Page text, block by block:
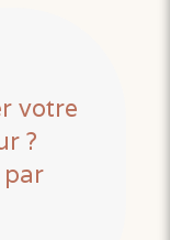
votre
?
par